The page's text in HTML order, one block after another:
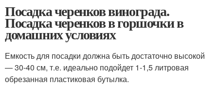
Посадка черенков винограда.
Посадка черенков в горшочки в
домашних условиях
Емкость для посадки должна быть достаточно высокой
— 30-40 см, т.е. идеально подойдет 1-1,5 литровая
обрезанная пластиковая бутылка.